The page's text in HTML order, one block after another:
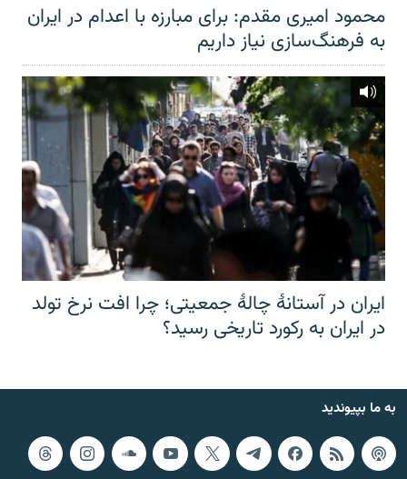
محمود امیری مقدم: برای مبارزه با اعدام در ایران
به فرهنگ‌سازی نیاز داریم
ایران در آستانهٔ چالهٔ جمعیتی؛ چرا افت نرخ تولد
در ایران به رکورد تاریخی رسید؟
به ما بپیوندید